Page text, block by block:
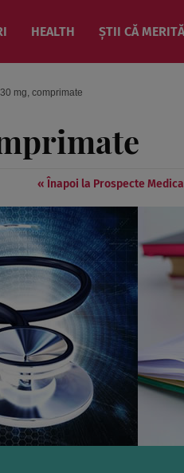
HEALTH ȘTII CĂ MERITĂ
mg, comprimate
« Înapoi la Prospecte